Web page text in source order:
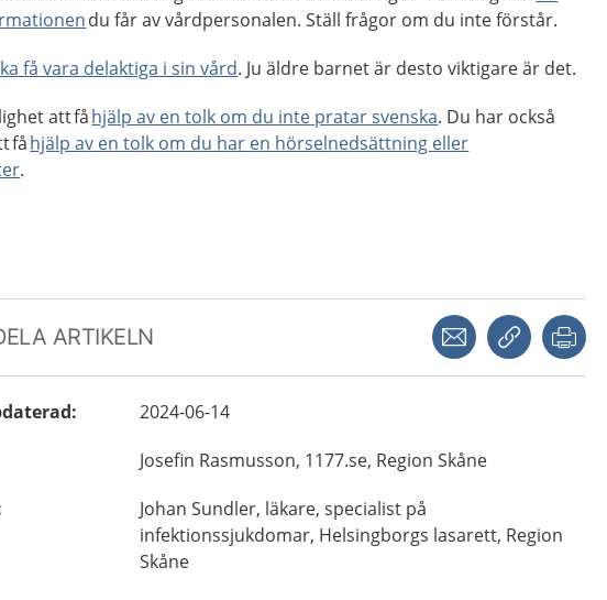
du får av vårdpersonalen. Ställ frågor om du inte förstår.
få vara delaktiga i sin vård. Ju äldre barnet är desto viktigare är det.
att fåhjälp av en tolk om du inte pratar svenska. Du har också
fåhjälp av en tolk om du har en hörselnedsättning eller
.
ARTIKELN Dela via mejlKopiera länk
:
2024-06-14
Josefin Rasmusson, 1177.se, Region Skåne
Johan Sundler, läkare, specialist på
infektionssjukdomar, Helsingborgs lasarett, Region
Skåne